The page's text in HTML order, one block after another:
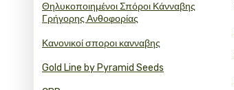
Θηλυκοποιημένοι Σπόροι Κάνναβης
Γρήγορης Ανθοφορίας
Κανονικοί σποροι κανναβης
Gold Line by Pyramid Seeds